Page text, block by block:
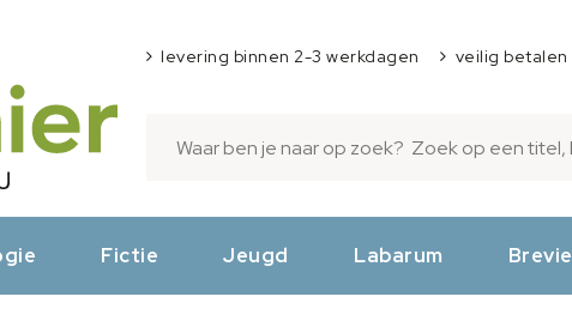
levering binnen 2-3 werkdagen veilig betalen
Fictie Jeugd Labarum